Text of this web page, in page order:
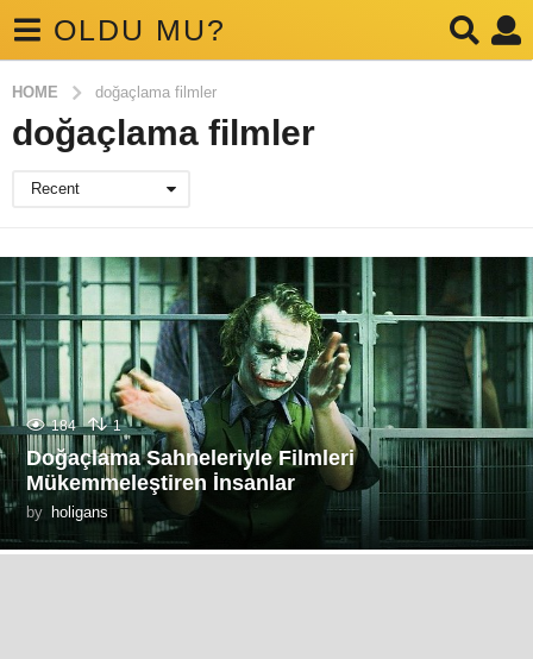
OLDU MU?
HOME doğaçlama filmler
doğaçlama filmler
Recent
184 1
Doğaçlama Sahneleriyle Filmleri
Mükemmeleştiren İnsanlar
by holigans